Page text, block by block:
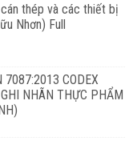
thép và các thiết bị
Nhơn) Full
7087:2013 CODEX
NHÃN THỰC PHẨM